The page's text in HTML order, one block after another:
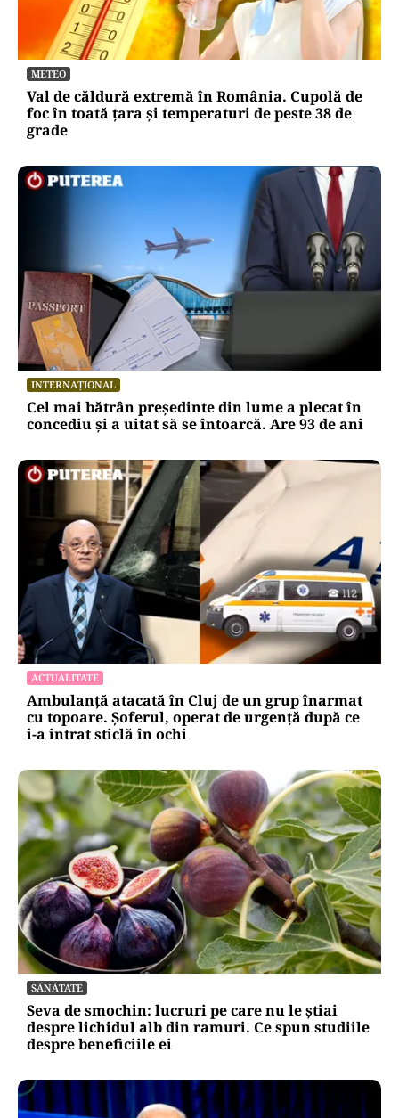
METEO
Val de căldură extremă în România. Cupolă de
foc în toată țara și temperaturi de peste 38 de
grade
INTERNAȚIONAL
Cel mai bătrân președinte din lume a plecat în
concediu și a uitat să se întoarcă. Are 93 de ani
ACTUALITATE
Ambulanță atacată în Cluj de un grup înarmat
cu topoare. Șoferul, operat de urgență după ce
i-a intrat sticlă în ochi
SĂNĂTATE
Seva de smochin: lucruri pe care nu le știai
despre lichidul alb din ramuri. Ce spun studiile
despre beneficiile ei